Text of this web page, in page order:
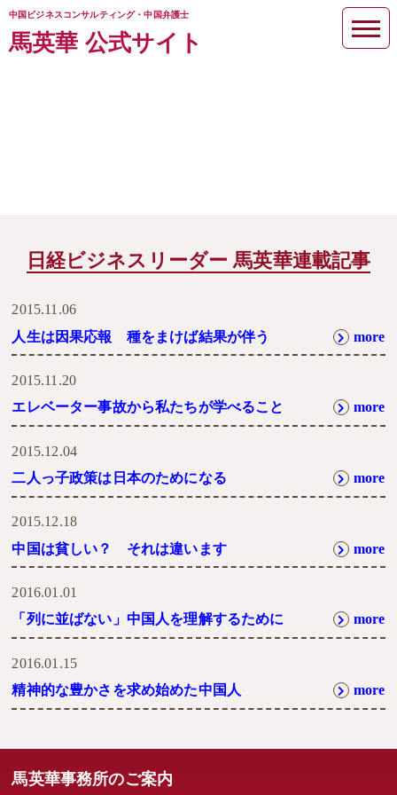
中国ビジネスコンサルティング・中国弁護士
馬英華 公式サイト
日経ビジネスリーダー 馬英華連載記事
2015.11.06
人生は因果応報 種をまけば結果が伴う
more
2015.11.20
エレベーター事故から私たちが学べること
more
2015.12.04
二人っ子政策は日本のためになる
more
2015.12.18
中国は貧しい？ それは違います
more
2016.01.01
「列に並ばない」中国人を理解するために
more
2016.01.15
精神的な豊かさを求め始めた中国人
more
馬英華事務所のご案内